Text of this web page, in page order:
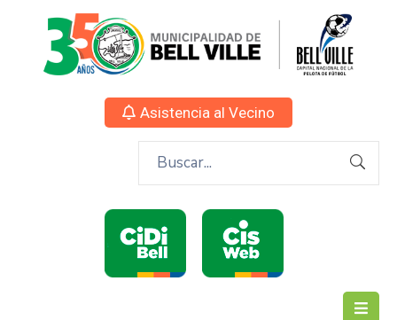
Asistencia al Vecino